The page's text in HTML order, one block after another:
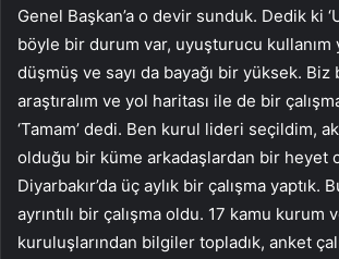
Genel Başkan’a o devir sunduk. Dedik ki
böyle bir durum var, uyuşturucu kullanım
düşmüş ve sayı da bayağı bir yüksek. Biz
araştıralım ve yol haritası ile de bir
‘Tamam’ dedi. Ben kurul lideri seçildim,
olduğu bir küme arkadaşlardan bir heyet
Diyarbakır’da üç aylık bir çalışma yaptık.
ayrıntılı bir çalışma oldu. 17 kamu kurum
kuruluşlarından bilgiler topladık, anket